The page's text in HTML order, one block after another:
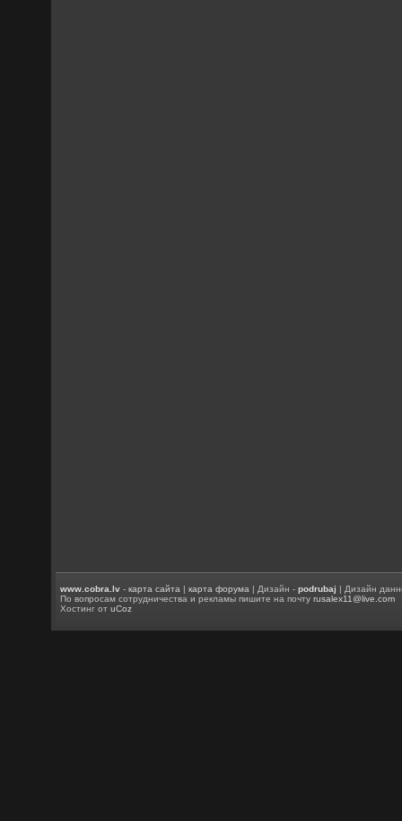
www.cobra.lv -карта сайта |карта форума | Дизайн -podrubaj | Дизайн
По вопросам сотрудничества и рекламы пишите на почтуrusalex11@live.com
Хостинг отuCoz